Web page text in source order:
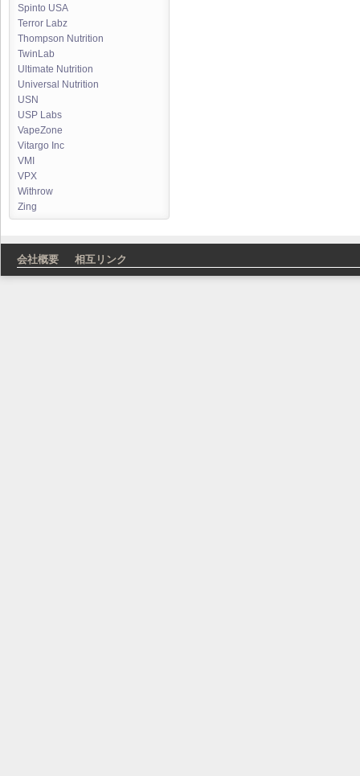
Spinto USA
Terror Labz
Thompson Nutrition
TwinLab
Ultimate Nutrition
Universal Nutrition
USN
USP Labs
VapeZone
Vitargo Inc
VMI
VPX
Withrow
Zing
会社概要 相互リンク